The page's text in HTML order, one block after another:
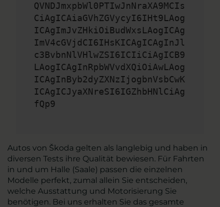
QVNDJmxpbWl0PTIwJnNraXA9MCIs
CiAgICAiaGVhZGVycyI6IHt9LAog
ICAgImJvZHkiOiBudWxsLAogICAg
ImV4cGVjdCI6IHsKICAgICAgInJl
c3BvbnNlVHlwZSI6ICIiCiAgICB9
LAogICAgInRpbWVvdXQiOiAwLAog
ICAgInByb2dyZXNzIjogbnVsbCwK
ICAgICJyaXNreSI6IGZhbHNlCiAg
fQp9
Autos von Škoda gelten als langlebig und haben in
diversen Tests ihre Qualität bewiesen. Für Fahrten
in und um Halle (Saale) passen die einzelnen
Modelle perfekt, zumal allein Sie entscheiden,
welche Ausstattung und Motorisierung Sie
benötigen. Bei uns erhalten Sie das gesamte